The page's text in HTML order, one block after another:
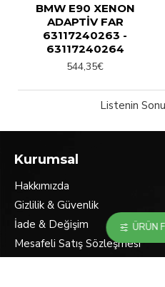
BMW E90 XENON
ADAPTİV FAR
63117240263 -
63117240264
544,35€
Listenin
Kurumsal
Hakkımızda
Gizlilik & Güvenlik
İade & Değişim
Mesafeli Satış Sözleşmesi
ÜRÜN